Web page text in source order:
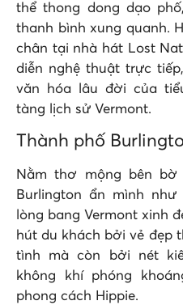
thể thong dong dạo
thanh bình xung quanh.
chân tại nhà hát Lost
diễn nghệ thuật trực
văn hóa lâu đời của
tàng lịch sử Vermont.
Thành phố
Nằm thơ mộng bên bờ
Burlington ẩn mình
lòng bang Vermont xinh
hút du khách bởi vẻ đẹp
tình mà còn bởi nét
không khí phóng
phong cách Hippie.